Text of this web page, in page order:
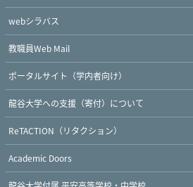
webシラバス
教職員Web Mail
ポータルサイト（学内者向け）
龍谷大学への支援（寄付）について
ReTACTION（リタクション）
Academic Doors